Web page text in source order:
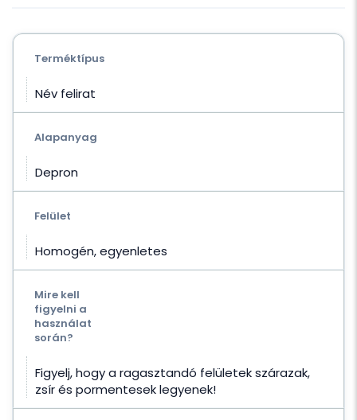
Terméktípus
Név felirat
Alapanyag
Depron
Felület
Homogén, egyenletes
Mire kell
figyelni a
használat
során?
Figyelj, hogy a ragasztandó felületek szárazak,
zsír és pormentesek legyenek!